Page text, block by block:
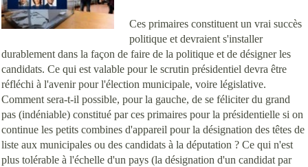
Ces primaires constituent un vrai succès
politique et devraient s'installer
durablement dans la façon de faire de la politique et de désigner les
candidats. Ce qui est valable pour le scrutin présidentiel devra être
réfléchi à l'avenir pour l'élection municipale, voire législative.
Comment sera-t-il possible, pour la gauche, de se féliciter du grand
pas (indéniable) constitué par ces primaires pour la présidentielle si on
continue les petits combines d'appareil pour la désignation des têtes de
liste aux municipales ou des candidats à la députation ? Ce qui n'est
plus tolérable à l'échelle d'un pays (la désignation d'un candidat par